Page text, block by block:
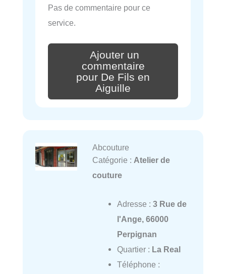
Pas de commentaire pour ce
service.
Ajouter un
commentaire
pour De Fils en
Aiguille
Abcouture
Catégorie : Atelier de
couture
Adresse : 3 Rue de
l'Ange, 66000
Perpignan
Quartier : La Real
Téléphone :